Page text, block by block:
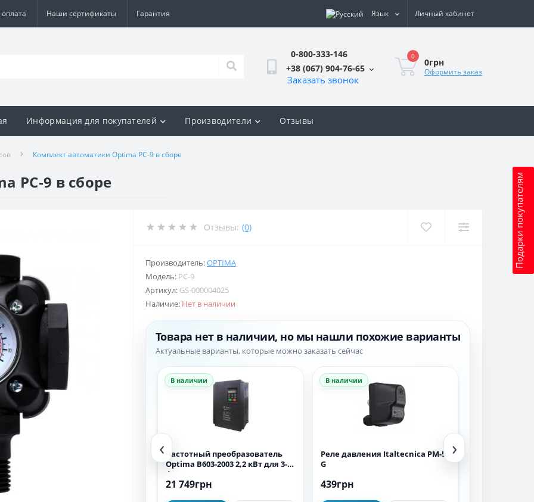
Наши сертификаты Гарантия Язык Личный кабинет
0-800-333-146
+38 (067) 904-76-65
Заказать звонок
0
0грн
Оформить заказ
Подарки покупателям
Информация для покупателей Производители Отзывы
Комплект автоматики Optima PC-9 в сборе
PC-9 в сборе
Отзывы: (0)
Производитель:OPTIMA
Модель: PC-9
Артикул: GS-000004025
Наличие: Нет в наличии
Товара нет в наличии, но мы нашли похожие варианты
Актуальные варианты, которые можно заказать сейчас
‹
В наличии
1 321грн
В наличии
Частотный преобразователь
Optima B603-2003 2,2 кВт для 3-х
фазных насосов
21 749грн
В наличии
Реле давления Italtecnica PM-5
G
439грн
›